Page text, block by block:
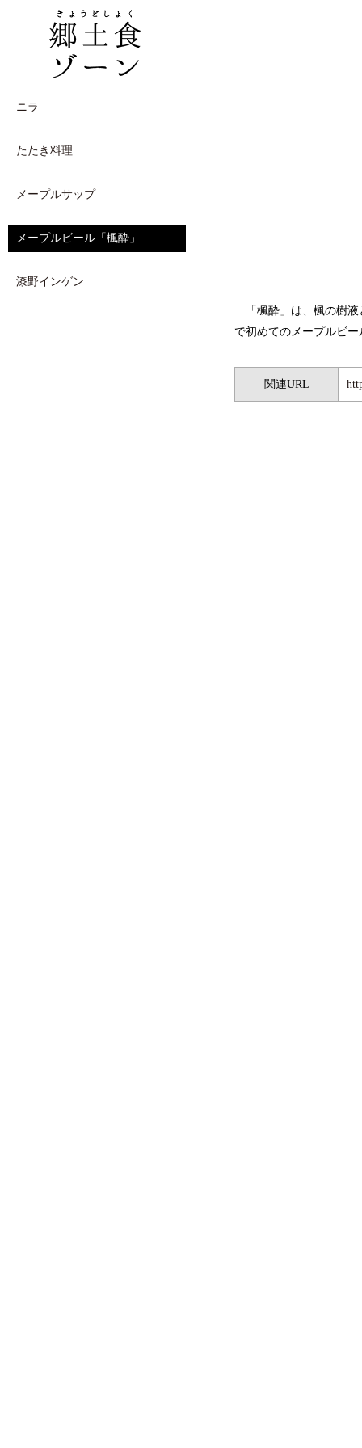
「楓酔」は、楓の樹
で初めてのメープルビー
関連URL
ニラ
たたき料理
メープルサップ
メープルビール「楓酔」
漆野インゲン